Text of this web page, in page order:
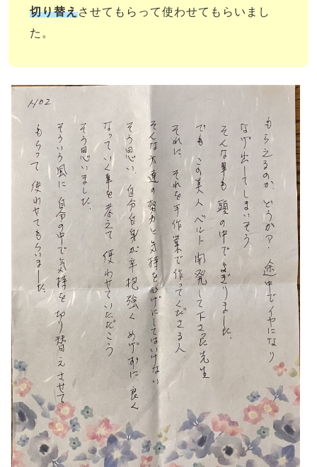
切り替えさせてもらって使わせてもらいまし
た。